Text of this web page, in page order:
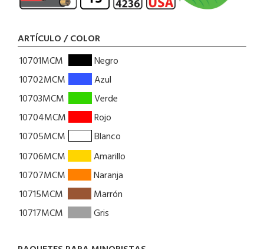
ARTÍCULO / COLOR
10701MCM
Negro
10702MCM
Azul
10703MCM
Verde
10704MCM
Rojo
10705MCM
Blanco
10706MCM
Amarillo
10707MCM
Naranja
10715MCM
Marrón
10717MCM
Gris